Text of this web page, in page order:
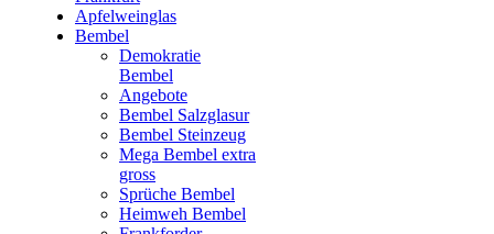
Apfelweinglas
Bembel
Demokratie
Bembel
Angebote
Bembel Salzglasur
Bembel Steinzeug
Mega Bembel extra
gross
Sprüche Bembel
Heimweh Bembel